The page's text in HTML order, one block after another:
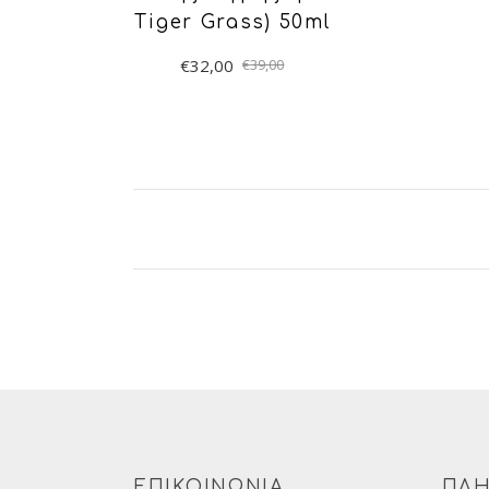
Tiger Grass) 50ml
€39,00
€32,00